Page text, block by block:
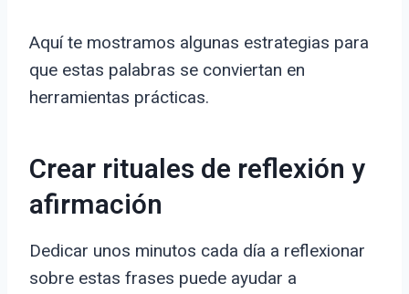
Aquí te mostramos algunas estrategias para
que estas palabras se conviertan en
herramientas prácticas.
Crear rituales de reflexión y
afirmación
Dedicar unos minutos cada día a reflexionar
sobre estas frases puede ayudar a